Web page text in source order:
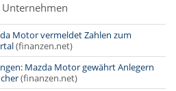
Motor vermeldet Zahlen zum
(finanzen.net)
Mazda Motor gewährt Anlegern
(finanzen.net)